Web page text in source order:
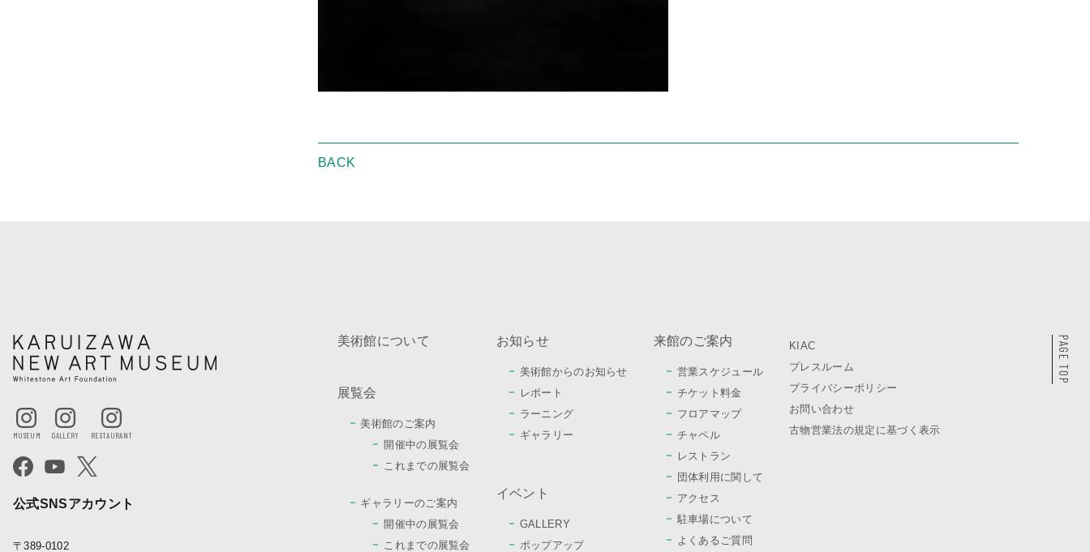
BACK
公式SNSアカウント
〒389-0102
美術館について
展覧会
美術館のご案内
開催中の展覧会
これまでの展覧会
ギャラリーのご案内
開催中の展覧会
これまでの展覧会
お知らせ
美術館からのお知らせ
レポート
ラーニング
ギャラリー
イベント
GALLERY
ポップアップ
来館のご案内
営業スケジュール
チケット料金
フロアマップ
チャペル
レストラン
団体利用に関して
アクセス
駐車場について
よくあるご質問
KIAC
プレスルーム
プライバシーポリシー
お問い合わせ
古物営業法の規定に基づく表示
PAGE TOP